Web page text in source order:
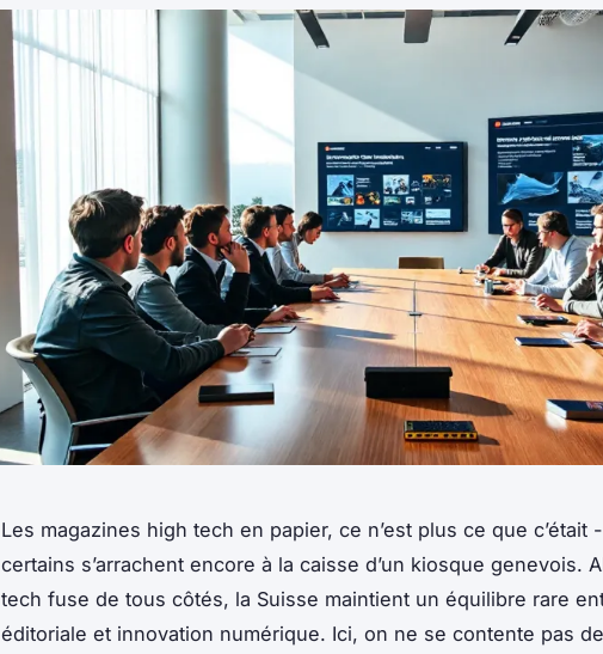
Les magazines high tech en papier, ce n’est plus ce que c’était
certains s’arrachent encore à la caisse d’un kiosque genevois.
tech fuse de tous côtés, la Suisse maintient un équilibre rare
éditoriale et innovation numérique. Ici, on ne se contente pas